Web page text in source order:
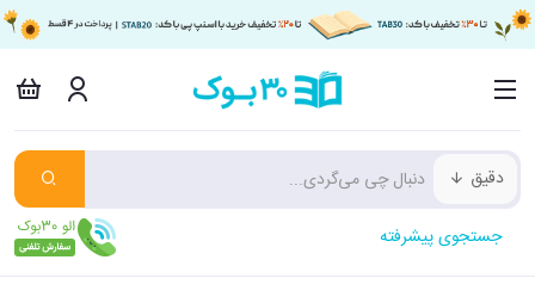
دقیق
جستجوی پیشرفته